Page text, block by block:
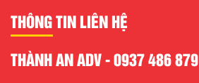
THÔNG TIN LIÊN HỆ
THÀNH AN ADV - 0937 486 879